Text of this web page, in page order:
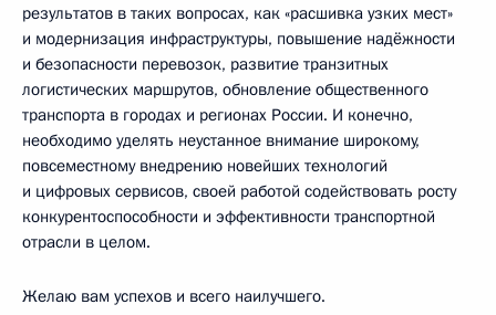
результатов в таких вопросах, как «расшивка узких мест»
и модернизация инфраструктуры, повышение надёжности
и безопасности перевозок, развитие транзитных
логистических маршрутов, обновление общественного
транспорта в городах и регионах России. И конечно,
необходимо уделять неустанное внимание широкому,
повсеместному внедрению новейших технологий
и цифровых сервисов, своей работой содействовать росту
конкурентоспособности и эффективности транспортной
отрасли в целом.
Желаю вам успехов и всего наилучшего.